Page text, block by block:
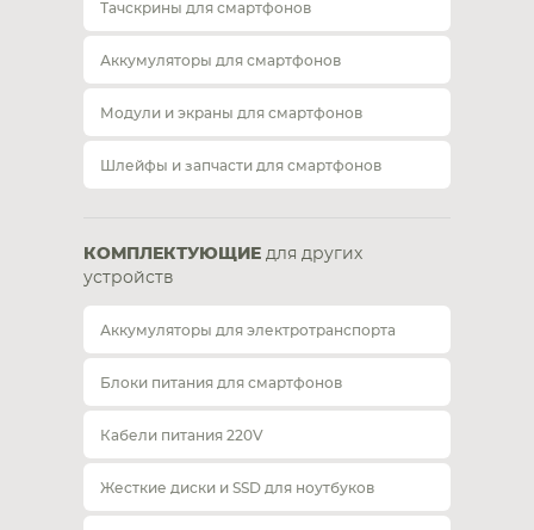
Тачскрины для смартфонов
Аккумуляторы для смартфонов
Модули и экраны для смартфонов
Шлейфы и запчасти для смартфонов
КОМПЛЕКТУЮЩИЕ для других
устройств
Аккумуляторы для электротранспорта
Блоки питания для смартфонов
Кабели питания 220V
Жесткие диски и SSD для ноутбуков